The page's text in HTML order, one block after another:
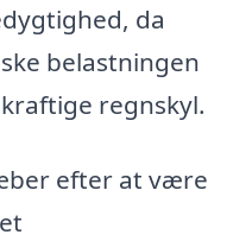
da
belastningen
regnskyl.
efter at være